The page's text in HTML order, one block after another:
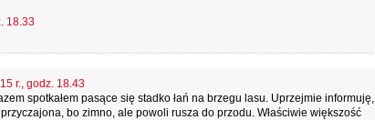
18.33
r., godz. 18.43
spotkałem pasące się stadko łań na brzegu lasu. Uprzejmie informuję,
bo zimno, ale powoli rusza do przodu. Właściwie większość